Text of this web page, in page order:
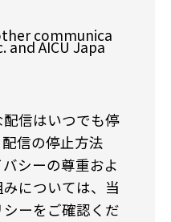
communica
and AICU Japa
信はいつでも停
信の停止方法
シーの尊重およ
については、当
ーをご確認くだ